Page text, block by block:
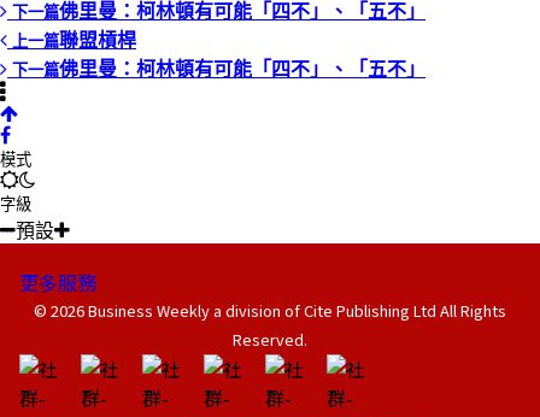
下一篇佛里曼：柯林頓有可能「四不」、「五不」
上一篇聯盟槓桿
下一篇佛里曼：柯林頓有可能「四不」、「五不」
模式
字級
預設
更多服務
© 2026 Business Weekly a division of Cite Publishing Ltd All Rights
Reserved.